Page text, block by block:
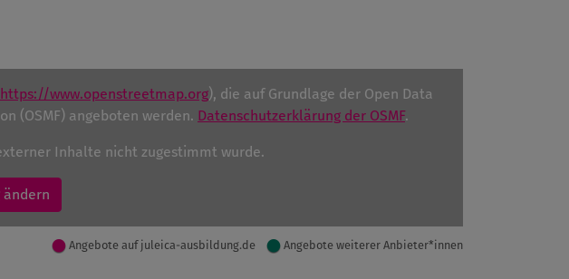
https://www.openstreetmap.org), die auf Grundlage der Open Data
(OSMF) angeboten werden. Datenschutzerklärung der OSMF.
Inhalte nicht zugestimmt wurde.
ändern
Angebote auf juleica-ausbildung.de Angebote weiterer Anbieter*innen